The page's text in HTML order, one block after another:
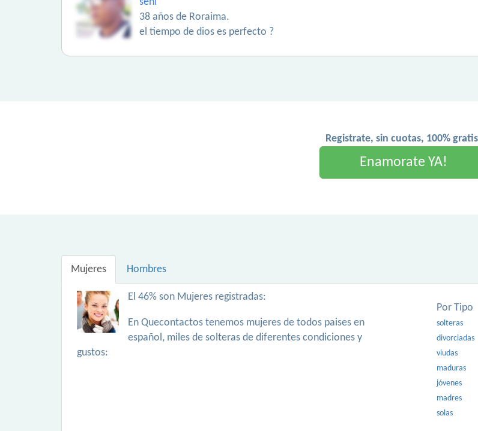
38 años de Roraima.
el tiempo de dios es perfecto ?
Registrate, sin cuotas, 100%
Enamorate YA!
Mujeres Hombres
El 46% son Mujeres registradas:
En Quecontactos tenemos mujeres de todos paises en
español, miles de solteras de diferentes condiciones y
gustos:
Por Tipo
solteras
divorciadas
viudas
maduras
jóvenes
madres
solas